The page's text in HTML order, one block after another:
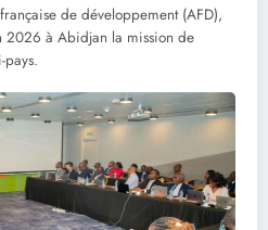
de développement (AFD),
à Abidjan la mission de
pays.